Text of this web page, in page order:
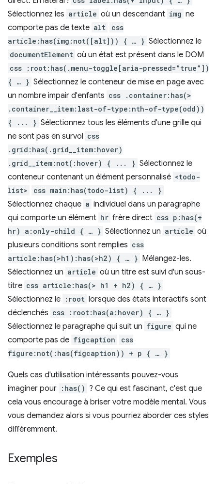
Sélectionnez les article où un descendant img ne
comporte pas de texte alt
css
article:has(img:not([alt])) { … } Sélectionnez le
documentElement où un état est présent dans le DOM
css :root:has(.menu-toggle[aria-pressed=”true”])
{ … } Sélectionnez le conteneur de mise en page avec
un nombre impair d'enfants css .container:has(>
.container__item:last-of-type:nth-of-type(odd))
{ ... } Sélectionnez tous les éléments d'une grille qui
ne sont pas en survol css
.grid:has(.grid__item:hover)
.grid__item:not(:hover) { ... } Sélectionnez le
conteneur contenant un élément personnalisé <todo-
list>
css main:has(todo-list) { ... }
Sélectionnez chaque a individuel dans un paragraphe
qui comporte un élément hr frère direct css p:has(+
hr) a:only-child { … } Sélectionnez un article où
plusieurs conditions sont remplies css
article:has(>h1):has(>h2) { … } Mélangez-les.
Sélectionnez un article où un titre est suivi d'un sous-
titre css article:has(> h1 + h2) { … }
Sélectionnez le :root lorsque des états interactifs sont
déclenchés css :root:has(a:hover) { … }
Sélectionnez le paragraphe qui suit un figure qui ne
comporte pas de figcaption
css
figure:not(:has(figcaption)) + p { … }
Quels cas d'utilisation intéressants pouvez-vous
imaginer pour :has() ? Ce qui est fascinant, c'est que
cela vous encourage à briser votre modèle mental. Vous
vous demandez alors si vous pourriez aborder ces styles
différemment.
Exemples